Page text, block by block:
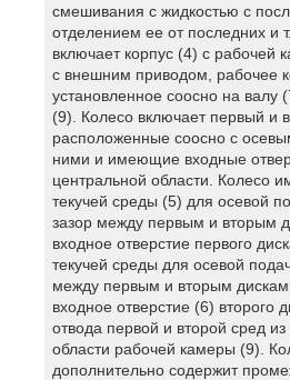
смешивания с жидкостью с
отделением ее от последних и
включает корпус (4) с рабочей
с внешним приводом, рабочее
установленное соосно на валу
(9). Колесо включает первый и
расположенные соосно с
ними и имеющие входные
центральной области. Колесо
текучей среды (5) для осевой
зазор между первым и вторым
входное отверстие первого
текучей среды для осевой
между первым и вторым
входное отверстие (6) второго
отвода первой и второй сред
области рабочей камеры (9).
дополнительно содержит